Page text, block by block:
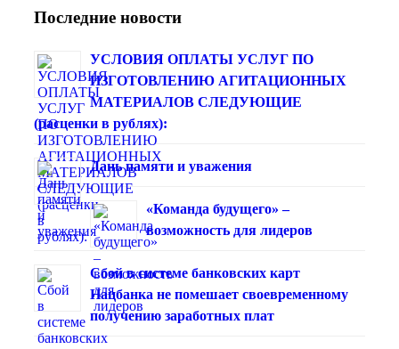
Последние новости
УСЛОВИЯ ОПЛАТЫ УСЛУГ ПО
ИЗГОТОВЛЕНИЮ АГИТАЦИОННЫХ
МАТЕРИАЛОВ СЛЕДУЮЩИЕ
(расценки в рублях):
Дань памяти и уважения
«Команда будущего» –
возможность для лидеров
Сбой в системе банковских карт
Нацбанка не помешает своевременному
получению заработных плат